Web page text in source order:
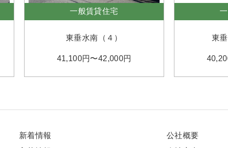
一般賃貸住宅
東垂水南（４）
41,100円〜42,000円
東
新着情報
公社概要